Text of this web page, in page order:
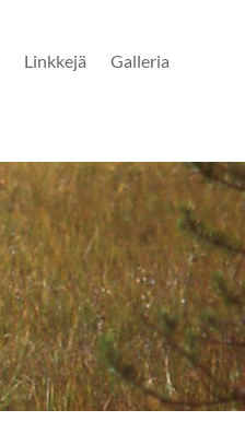
Linkkejä
Galleria